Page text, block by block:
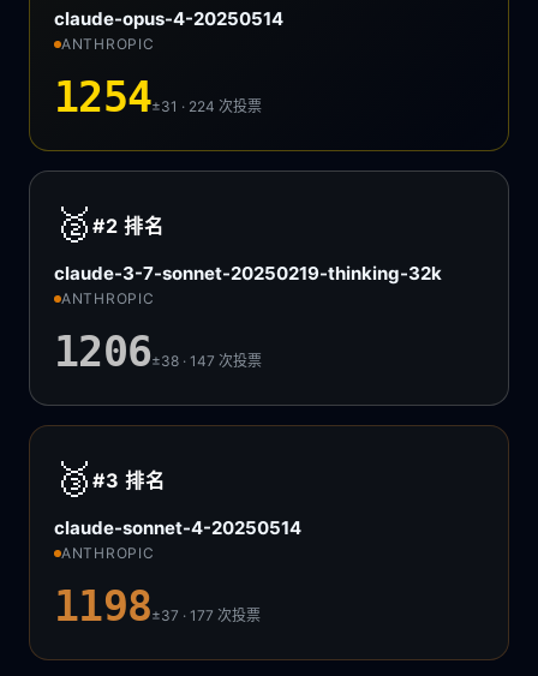
claude-opus-4-20250514
ANTHROPIC
1254±31 · 224次投票
🥈 #2排名
claude-3-7-sonnet-20250219-thinking-32k
ANTHROPIC
1206±38 · 147次投票
🥉 #3排名
claude-sonnet-4-20250514
ANTHROPIC
1198±37 · 177次投票